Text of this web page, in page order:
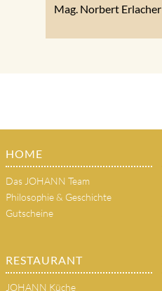
Mag. Norbert Erlacher
HOME
Das JOHANN Team
Philosophie & Geschichte
Gutscheine
RESTAURANT
JOHANN Küche